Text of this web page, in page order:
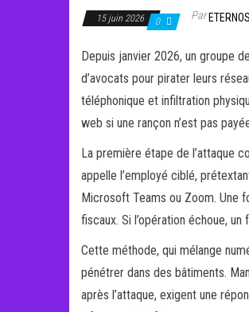
15 juin 2026 0 Par
Depuis janvier 2026, un groupe
d’avocats pour pirater leurs
téléphonique et infiltration
web si une rançon n’est pas
La première étape de l’attaque
appelle l’employé ciblé,
Microsoft Teams ou Zoom. Une
fiscaux. Si l’opération échoue,
Cette méthode, qui mélange
pénétrer dans des bâtiments.
après l’attaque, exigent une